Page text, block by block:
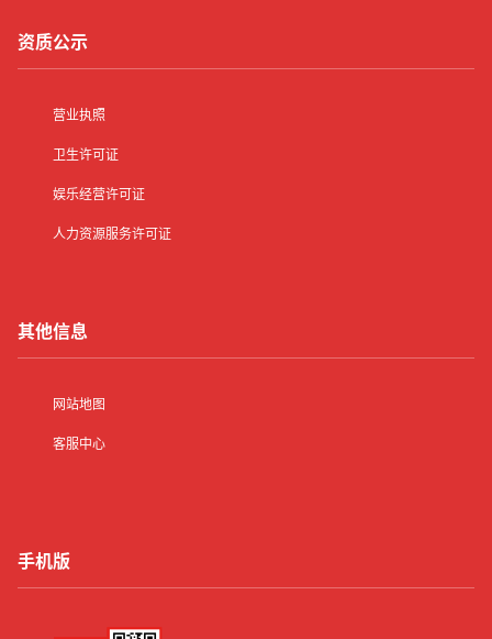
资质公示
营业执照
卫生许可证
娱乐经营许可证
人力资源服务许可证
其他信息
网站地图
客服中心
手机版